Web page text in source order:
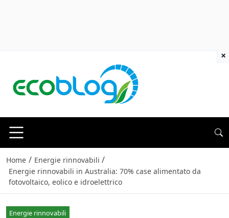
Home / Energie rinnovabili /
Energie rinnovabili in Australia: 70% case alimentato da
fotovoltaico, eolico e idroelettrico
Energie rinnovabili
×